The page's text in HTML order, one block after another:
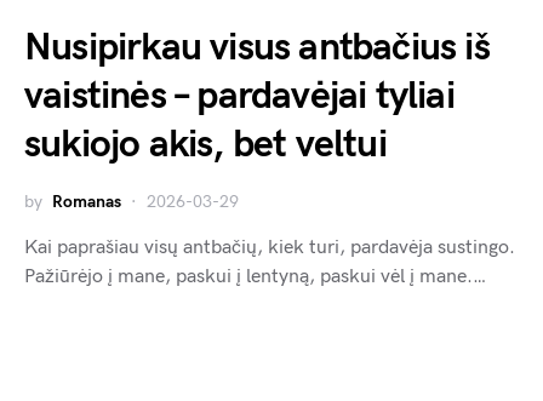
Nusipirkau visus antbačius iš
vaistinės – pardavėjai tyliai
sukiojo akis, bet veltui
by Romanas 2026-03-29
Kai paprašiau visų antbačių, kiek turi, pardavėja sustingo.
Pažiūrėjo į mane, paskui į lentyną, paskui vėl į mane.…